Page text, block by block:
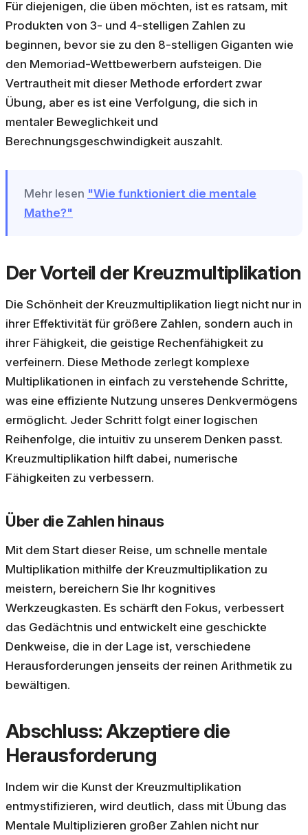
Für diejenigen, die üben möchten, ist es ratsam, mit
Produkten von 3- und 4-stelligen Zahlen zu
beginnen, bevor sie zu den 8-stelligen Giganten wie
den Memoriad-Wettbewerbern aufsteigen. Die
Vertrautheit mit dieser Methode erfordert zwar
Übung, aber es ist eine Verfolgung, die sich in
mentaler Beweglichkeit und
Berechnungsgeschwindigkeit auszahlt.
Mehr lesen "Wie funktioniert die mentale
Mathe?"
Der Vorteil der Kreuzmultiplikation
Die Schönheit der Kreuzmultiplikation liegt nicht nur in
ihrer Effektivität für größere Zahlen, sondern auch in
ihrer Fähigkeit, die geistige Rechenfähigkeit zu
verfeinern. Diese Methode zerlegt komplexe
Multiplikationen in einfach zu verstehende Schritte,
was eine effiziente Nutzung unseres Denkvermögens
ermöglicht. Jeder Schritt folgt einer logischen
Reihenfolge, die intuitiv zu unserem Denken passt.
Kreuzmultiplikation hilft dabei, numerische
Fähigkeiten zu verbessern.
Über die Zahlen hinaus
Mit dem Start dieser Reise, um schnelle mentale
Multiplikation mithilfe der Kreuzmultiplikation zu
meistern, bereichern Sie Ihr kognitives
Werkzeugkasten. Es schärft den Fokus, verbessert
das Gedächtnis und entwickelt eine geschickte
Denkweise, die in der Lage ist, verschiedene
Herausforderungen jenseits der reinen Arithmetik zu
bewältigen.
Abschluss: Akzeptiere die
Herausforderung
Indem wir die Kunst der Kreuzmultiplikation
entmystifizieren, wird deutlich, dass mit Übung das
Mentale Multiplizieren großer Zahlen nicht nur